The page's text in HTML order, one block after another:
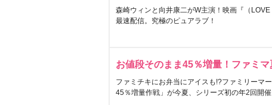
森崎ウィンと向井康二がW主演！映画『（
最速配信。究極のピュアラブ！
お値段そのまま45％増量！ファミ
ファミチキにお弁当にアイスも!?ファミリーマ
45％増量作戦」が今夏、シリーズ初の年2回開催